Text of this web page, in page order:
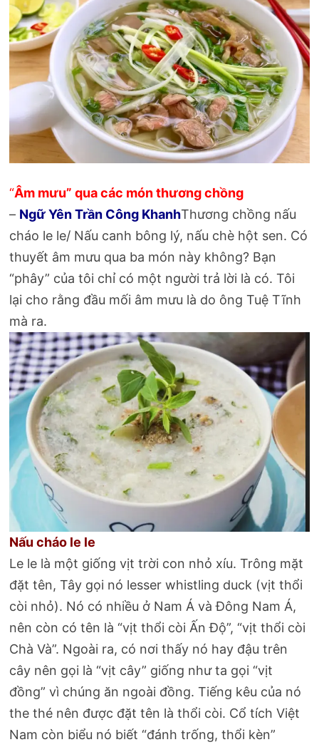
“Âm mưu” qua các món thương chồng
– Ngữ Yên Trần Công KhanhThương chồng nấu
cháo le le/ Nấu canh bông lý, nấu chè hột sen. Có
thuyết âm mưu qua ba món này không? Bạn
“phây” của tôi chỉ có một người trả lời là có. Tôi
lại cho rằng đầu mối âm mưu là do ông Tuệ Tĩnh
mà ra.
Nấu cháo le le
Le le là một giống vịt trời con nhỏ xíu. Trông mặt
đặt tên, Tây gọi nó lesser whistling duck (vịt thổi
còi nhỏ). Nó có nhiều ở Nam Á và Đông Nam Á,
nên còn có tên là “vịt thổi còi Ấn Độ”, “vịt thổi còi
Chà Và”. Ngoài ra, có nơi thấy nó hay đậu trên
cây nên gọi là “vịt cây” giống như ta gọi “vịt
đồng” vì chúng ăn ngoài đồng. Tiếng kêu của nó
the thé nên được đặt tên là thổi còi. Cổ tích Việt
Nam còn biểu nó biết “đánh trống, thổi kèn”